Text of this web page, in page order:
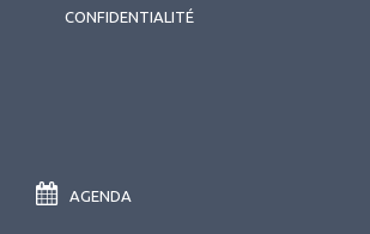
CONFIDENTIALITÉ
AGENDA